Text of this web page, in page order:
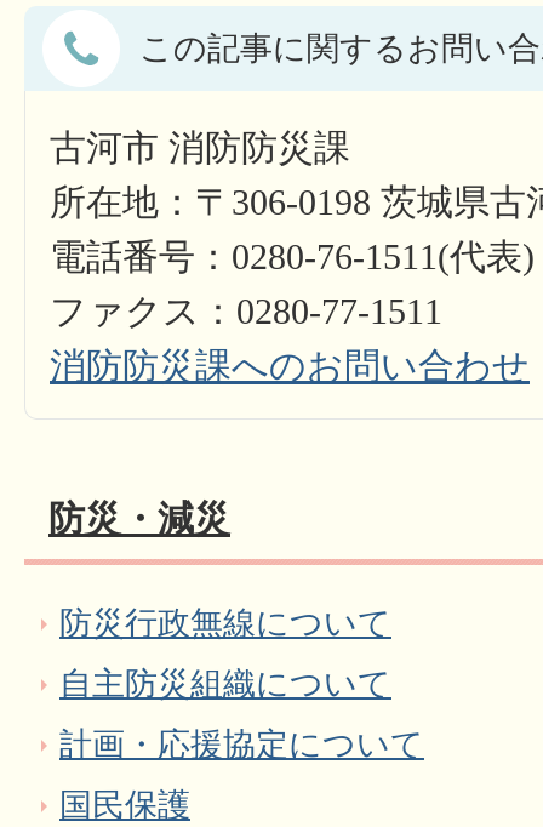
この記事に関するお問い
古河市 消防防災課
所在地：〒306-0198 茨城県古
電話番号：0280-76-1511(代表)
ファクス：0280-77-1511​​​​​​​
消防防災課へのお問い合わせ
防災・減災
防災行政無線について
自主防災組織について
計画・応援協定について
国民保護